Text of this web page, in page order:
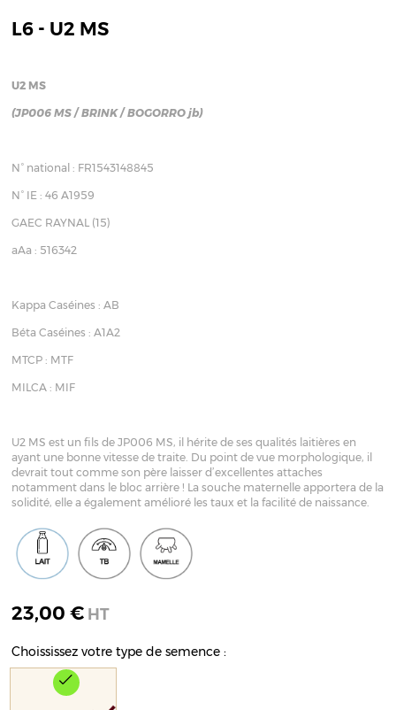
L6 - U2 MS
U2 MS
(JP006 MS / BRINK / BOGORRO jb)
N° national : FR1543148845
N° IE : 46 A1959
GAEC RAYNAL (15)
aAa : 516342
Kappa Caséines : AB
Béta Caséines : A1A2
MTCP : MTF
MILCA : MIF
U2 MS est un fils de JP006 MS, il hérite de ses qualités laitières en
ayant une bonne vitesse de traite. Du point de vue morphologique, il
devrait tout comme son père laisser d’excellentes attaches
notamment dans le bloc arrière ! La souche maternelle apportera de la
solidité, elle a également amélioré les taux et la facilité de naissance.
23,00 € HT
Choississez votre type de semence :